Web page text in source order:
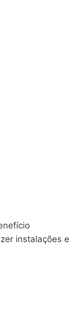
instalações e